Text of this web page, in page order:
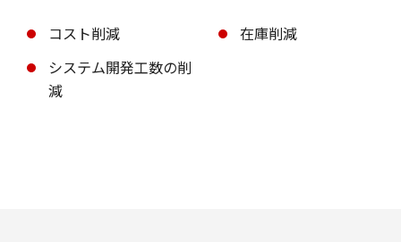
コスト削減
在庫削減
システム開発工数の削
減